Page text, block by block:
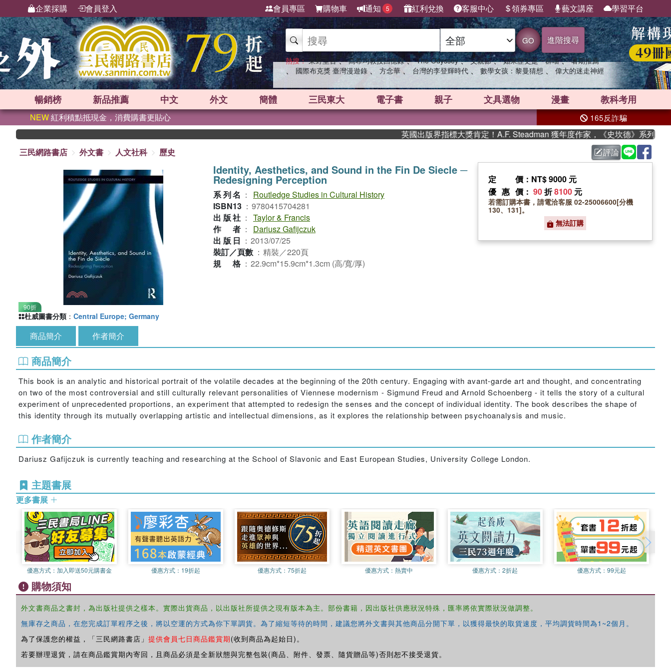
企業採購 會員登入 會員專區 購物車 通知 5 紅利兌換 客服中心 領券專區 藝文講座 學習平台
GO 進階搜尋
熱搜： 東野圭吾 、 高希均教授回憶錄 、 The Odyssey 、 父親節 、 如果歷史是一群喵 、 暑期推薦
、 國際布克獎 臺灣漫遊錄 、 方念華 、 台灣的李登輝時代 、 數學女孩：黎曼猜想 、 偉大的迷走神經
暢銷榜 新品推薦 中文 外文 簡體 三民東大 電子書 親子 文具選物 漫畫 教科考用
NEW紅利積點抵現金，消費購書更貼心 165反詐騙
英國出版界指標大獎肯定！A.F. Steadman 獲年度作家，《史坎德》系列帶你踏
三民網路書店
外文書 人文社科 歷史 評論
90折
Identity, Aesthetics, and Sound in the Fin De Siecle ─
Redesigning Perception
系列名 ：
Routledge Studies in Cultural History
ISBN13 ： 9780415704281
出版社 ： Taylor & Francis
作者 ：
Dariusz Gafijczuk
出版日 ： 2013/07/25
裝訂／頁數 ： 精裝／220頁
規格 ： 22.9cm*15.9cm*1.3cm (高/寬/厚)
定價 ：NT$ 9000 元
優惠價 ： 90折8100 元
若需訂購本書，請電洽客服 02-25006600[分機
130、131]。
無法訂購
杜威圖書分類 ： Central Europe; Germany
商品簡介 作者簡介
商品簡介
This book is an analytic and historical portrait of the volatile decades at the beginning of the 20th century. Engaging with avant-garde art and thought, and concentrating
on two of the most controversial and still culturally relevant personalities of Viennese modernism - Sigmund Freud and Arnold Schoenberg - it tells the story of a cultural
experiment of unprecedented proportions, an experiment that attempted to redesign the senses and the concept of individual identity. The book describes the shape of
this identity through its mutually overlapping artistic and intellectual dimensions, as it explores the relationship between psychoanalysis and music.
作者簡介
Dariusz Gafijczuk is currently teaching and researching at the School of Slavonic and East European Studies, University College London.
主題書展
更多書展
優惠方式： 加入即送50元購書金 優惠方式： 19折起 優惠方式：75折起 優惠方式： 熱賣中 優惠方式：2折起 優惠方式：99元起
購物須知
外文書商品之書封，為出版社提供之樣本。實際出貨商品，以出版社所提供之現有版本為主。部份書籍，因出版社供應狀況特殊，匯率將依實際狀況做調整。
無庫存之商品，在您完成訂單程序之後，將以空運的方式為你下單調貨。為了縮短等待的時間，建議您將外文書與其他商品分開下單，以獲得最快的取貨速度，平均調貨時間為1~2個月。
為了保護您的權益，「三民網路書店」 提供會員七日商品鑑賞期(收到商品為起始日)。
若要辦理退貨，請在商品鑑賞期內寄回，且商品必須是全新狀態與完整包裝(商品、附件、發票、隨貨贈品等)否則恕不接受退貨。